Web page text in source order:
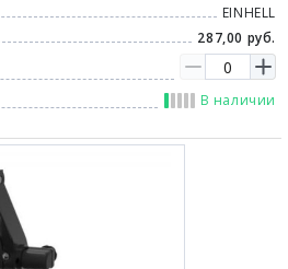
EINHELL
287,00 руб.
В наличии